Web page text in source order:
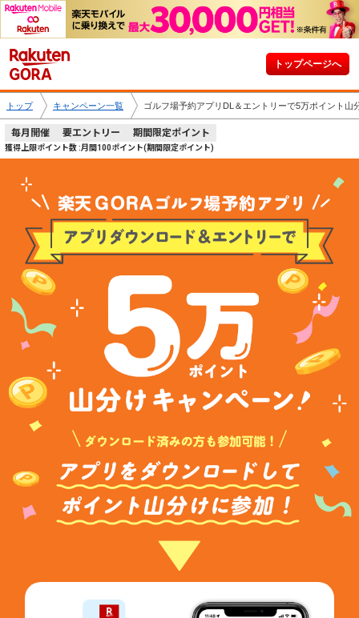
トップページへ
トップ キャンペーン一覧 ゴルフ場予約アプリDL＆エントリーで5万ポイント山
毎月開催 要エントリー 期間限定ポイント
獲得上限ポイント数 :月間100ポイント(期間限定ポイント)